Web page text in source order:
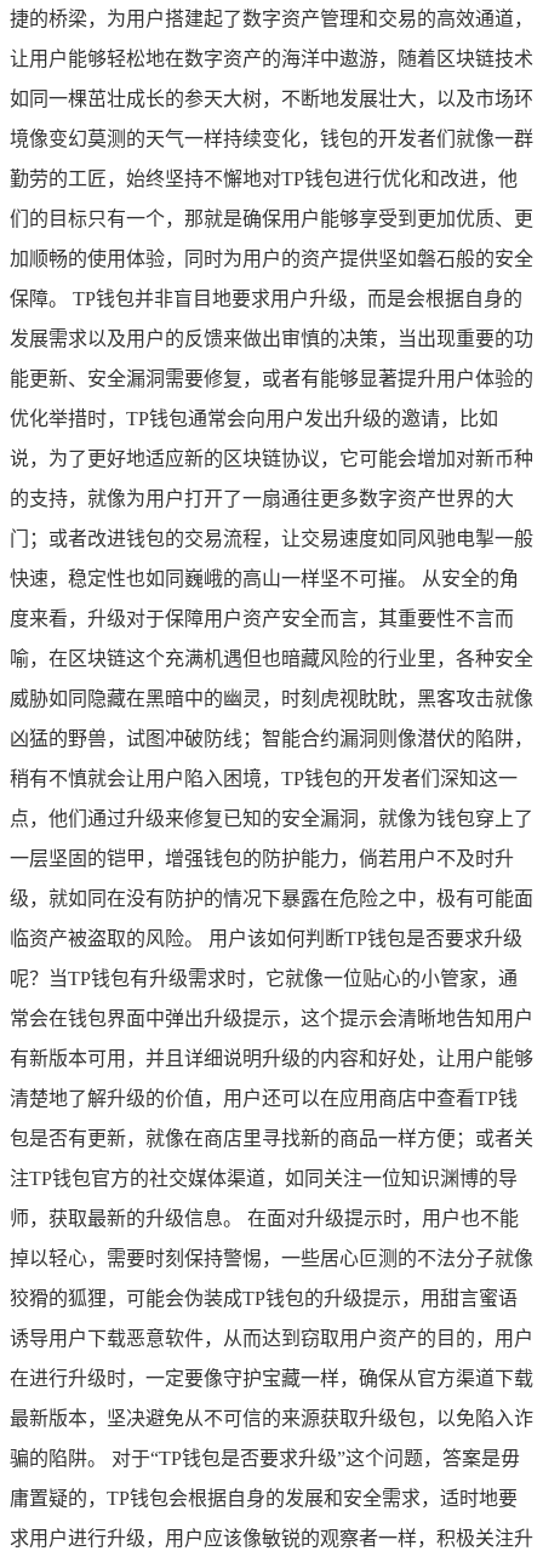
捷的桥梁，为用户搭建起了数字资产管理和交易的高效通道，
让用户能够轻松地在数字资产的海洋中遨游，随着区块链技术
如同一棵茁壮成长的参天大树，不断地发展壮大，以及市场环
境像变幻莫测的天气一样持续变化，钱包的开发者们就像一群
勤劳的工匠，始终坚持不懈地对TP钱包进行优化和改进，他
们的目标只有一个，那就是确保用户能够享受到更加优质、更
加顺畅的使用体验，同时为用户的资产提供坚如磐石般的安全
保障。 TP钱包并非盲目地要求用户升级，而是会根据自身的
发展需求以及用户的反馈来做出审慎的决策，当出现重要的功
能更新、安全漏洞需要修复，或者有能够显著提升用户体验的
优化举措时，TP钱包通常会向用户发出升级的邀请，比如
说，为了更好地适应新的区块链协议，它可能会增加对新币种
的支持，就像为用户打开了一扇通往更多数字资产世界的大
门；或者改进钱包的交易流程，让交易速度如同风驰电掣一般
快速，稳定性也如同巍峨的高山一样坚不可摧。 从安全的角
度来看，升级对于保障用户资产安全而言，其重要性不言而
喻，在区块链这个充满机遇但也暗藏风险的行业里，各种安全
威胁如同隐藏在黑暗中的幽灵，时刻虎视眈眈，黑客攻击就像
凶猛的野兽，试图冲破防线；智能合约漏洞则像潜伏的陷阱，
稍有不慎就会让用户陷入困境，TP钱包的开发者们深知这一
点，他们通过升级来修复已知的安全漏洞，就像为钱包穿上了
一层坚固的铠甲，增强钱包的防护能力，倘若用户不及时升
级，就如同在没有防护的情况下暴露在危险之中，极有可能面
临资产被盗取的风险。 用户该如何判断TP钱包是否要求升级
呢？当TP钱包有升级需求时，它就像一位贴心的小管家，通
常会在钱包界面中弹出升级提示，这个提示会清晰地告知用户
有新版本可用，并且详细说明升级的内容和好处，让用户能够
清楚地了解升级的价值，用户还可以在应用商店中查看TP钱
包是否有更新，就像在商店里寻找新的商品一样方便；或者关
注TP钱包官方的社交媒体渠道，如同关注一位知识渊博的导
师，获取最新的升级信息。 在面对升级提示时，用户也不能
掉以轻心，需要时刻保持警惕，一些居心叵测的不法分子就像
狡猾的狐狸，可能会伪装成TP钱包的升级提示，用甜言蜜语
诱导用户下载恶意软件，从而达到窃取用户资产的目的，用户
在进行升级时，一定要像守护宝藏一样，确保从官方渠道下载
最新版本，坚决避免从不可信的来源获取升级包，以免陷入诈
骗的陷阱。 对于“TP钱包是否要求升级”这个问题，答案是毋
庸置疑的，TP钱包会根据自身的发展和安全需求，适时地要
求用户进行升级，用户应该像敏锐的观察者一样，积极关注升